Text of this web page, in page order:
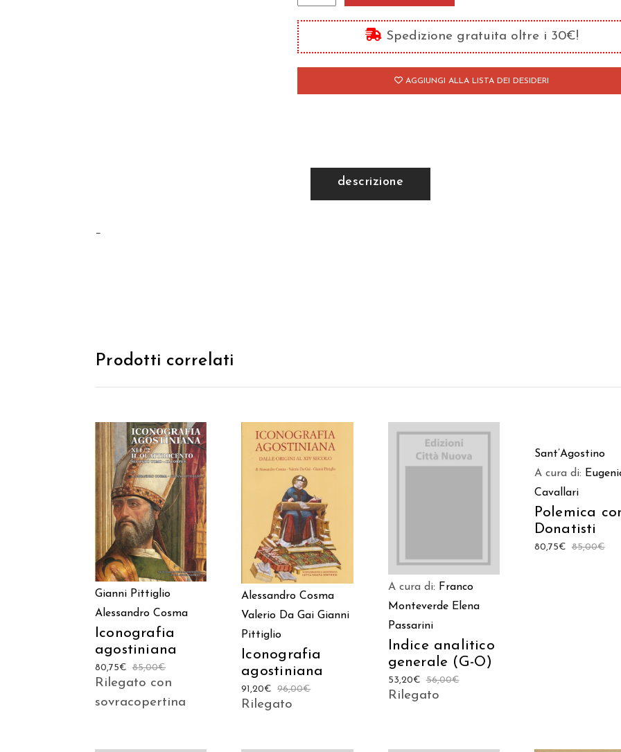
città
di
Dio
quantità
Spedizione gratuita oltre i 30€!
AGGIUNGI ALLA LISTA DEI DESIDERI
descrizione
–
Prodotti correlati
AGGIUNGI AL
CARRELLO
Gianni Pittiglio
Alessandro Cosma
Iconografia
agostiniana
85,00€
80,75€
Rilegato con
sovracopertina
AGGIUNGI AL
CARRELLO
Alessandro Cosma
Valerio Da Gai Gianni
Pittiglio
Iconografia
agostiniana
96,00€
91,20€
Rilegato
A cura di: Franco
Monteverde Elena
Passarini
Indice analitico
generale (G-O)
56,00€
53,20€
Rilegato
AGGIUNGI AL
CARRELLO
Sant’Agostino
A cura di:
Cavallari
Polemica
Donatisti
85,00€
80,75€